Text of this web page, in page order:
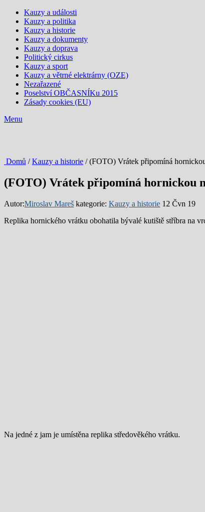
Kauzy a události
Kauzy a politika
Kauzy a historie
Kauzy a dokumenty
Kauzy a doprava
Politický cirkus
Kauzy a sport
Kauzy a větrné elektrárny (OZE)
Nezařazené
Poselství OBČASNÍKu 2015
Zásady cookies (EU)
Menu
Domů /Kauzy a historie / (FOTO) Vrátek připomíná
(FOTO) Vrátek připomíná hornickou
Autor:Miroslav Mareš kategorie: Kauzy a historie 12 Čvn 19
Replika hornického vrátku obohatila bývalé kutiště stříbra na
Na jedné z jam je umístěna replika středověkého vrátku.